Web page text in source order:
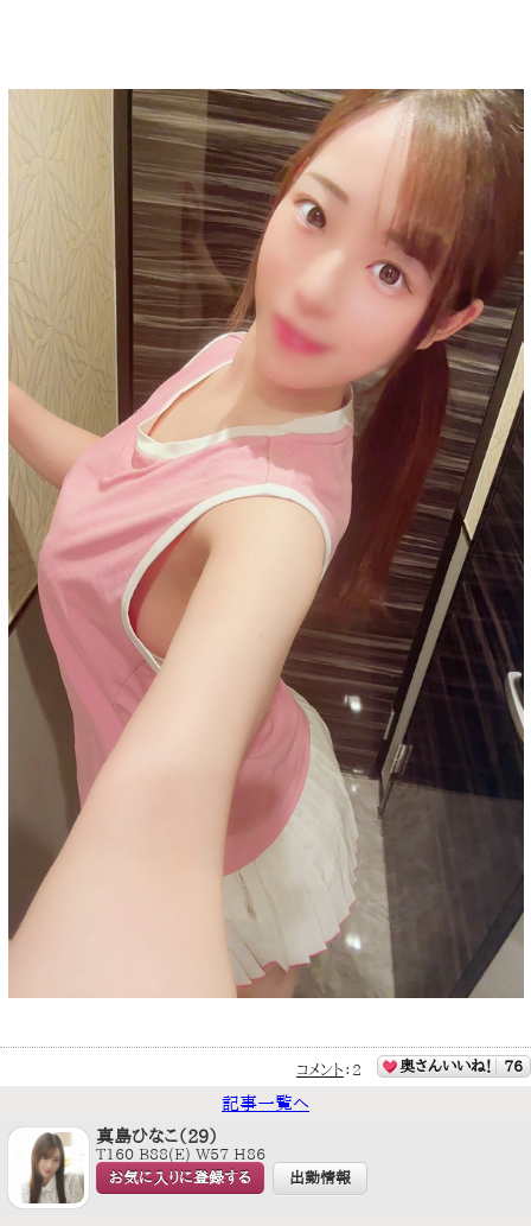
コメント ： 2 奥さんいいね！ 76
記事一覧へ
真島ひなこ（29）
T160 B88(E) W57 H86
お気に入りに登録する 出勤情報